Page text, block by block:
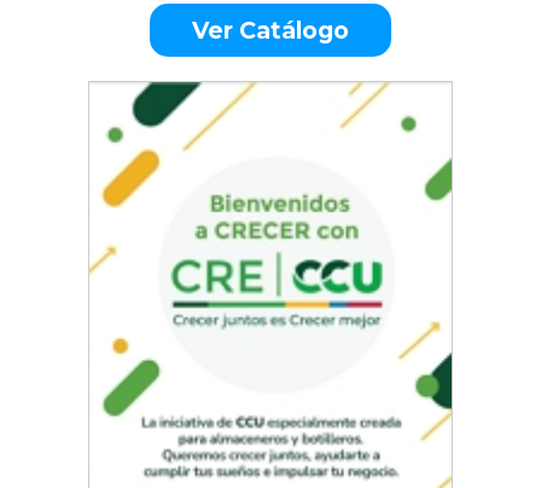
Ver Catálogo